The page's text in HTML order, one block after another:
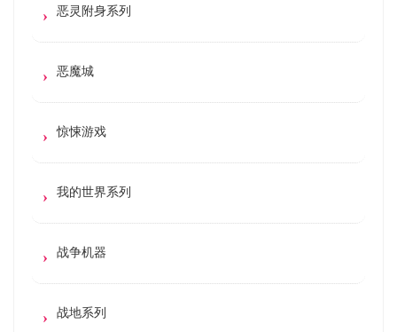
恶灵附身系列
恶魔城
惊悚游戏
我的世界系列
战争机器
战地系列